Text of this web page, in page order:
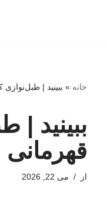
خانه » ببینید |
ببینید |
قهرمانی
از می 22, 2026